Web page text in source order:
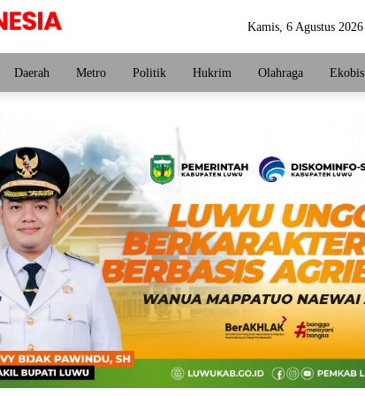
Kamis, 6 Agustus 2026
Daerah Metro Politik Hukrim Olahraga Ekobis